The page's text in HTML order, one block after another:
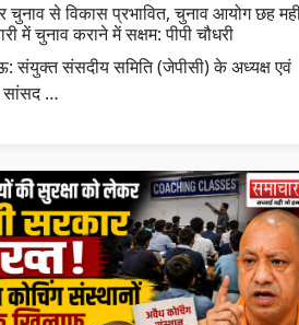
चुनाव से विकास प्रभावित, चुनाव आयोग छह
में चुनाव कराने में सक्षम: पीपी चौधरी
संयुक्त संसदीय समिति (जेपीसी) के अध्यक्ष एवं
सांसद …